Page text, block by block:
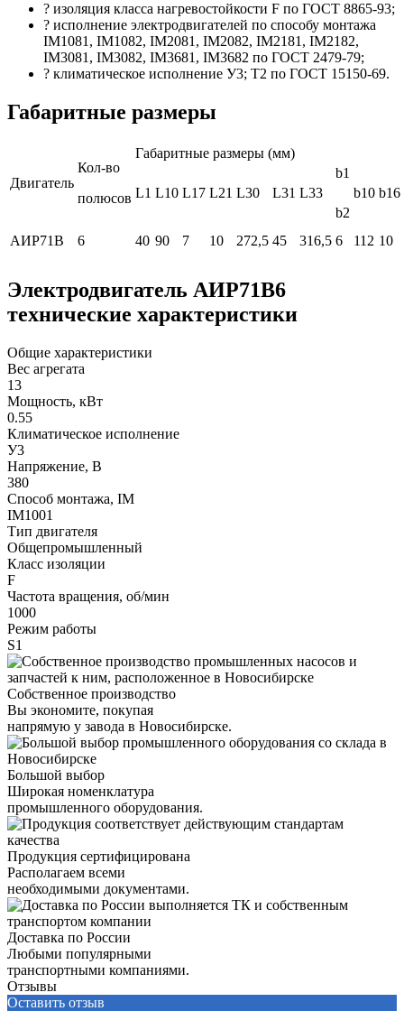
? изоляция класса нагревостойкости F по ГОСТ 8865-93;
? исполнение электродвигателей по способу монтажа
IM1081, IM1082, IM2081, IM2082, IM2181, IM2182,
IM3081, IM3082, IM3681, IM3682 по ГОСТ 2479-79;
? климатическое исполнение У3; Т2 по ГОСТ 15150-69.
Габаритные размеры
Двигатель
Кол-во
полюсов
Габаритные размеры (мм)
L1 L10 L17 L21 L30 L31 L33
b1
b10 b16
b2
АИР71В
6 40 90 7 10 272,5 45 316,5 6 112 10
Электродвигатель АИР71В6
технические характеристики
Общие характеристики
Вес агрегата
13
Мощность, кВт
0.55
Климатическое исполнение
У3
Напряжение, В
380
Способ монтажа, IM
IM1001
Тип двигателя
Общепромышленный
Класс изоляции
F
Частота вращения, об/мин
1000
Режим работы
S1
Собственное производство
Вы экономите, покупая
напрямую у завода в Новосибирске.
Большой выбор
Широкая номенклатура
промышленного оборудования.
Продукция сертифицирована
Располагаем всеми
необходимыми документами.
Доставка по России
Любыми популярными
транспортными компаниями.
Отзывы
Оставить отзыв